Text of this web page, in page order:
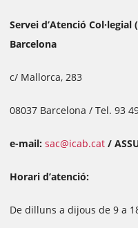
Servei d’Atenció Col·legial
Barcelona
c/ Mallorca, 283
08037 Barcelona / Tel. 93
e-mail: sac@icab.cat /
Horari d’atenció:
De dilluns a dijous de 9 a